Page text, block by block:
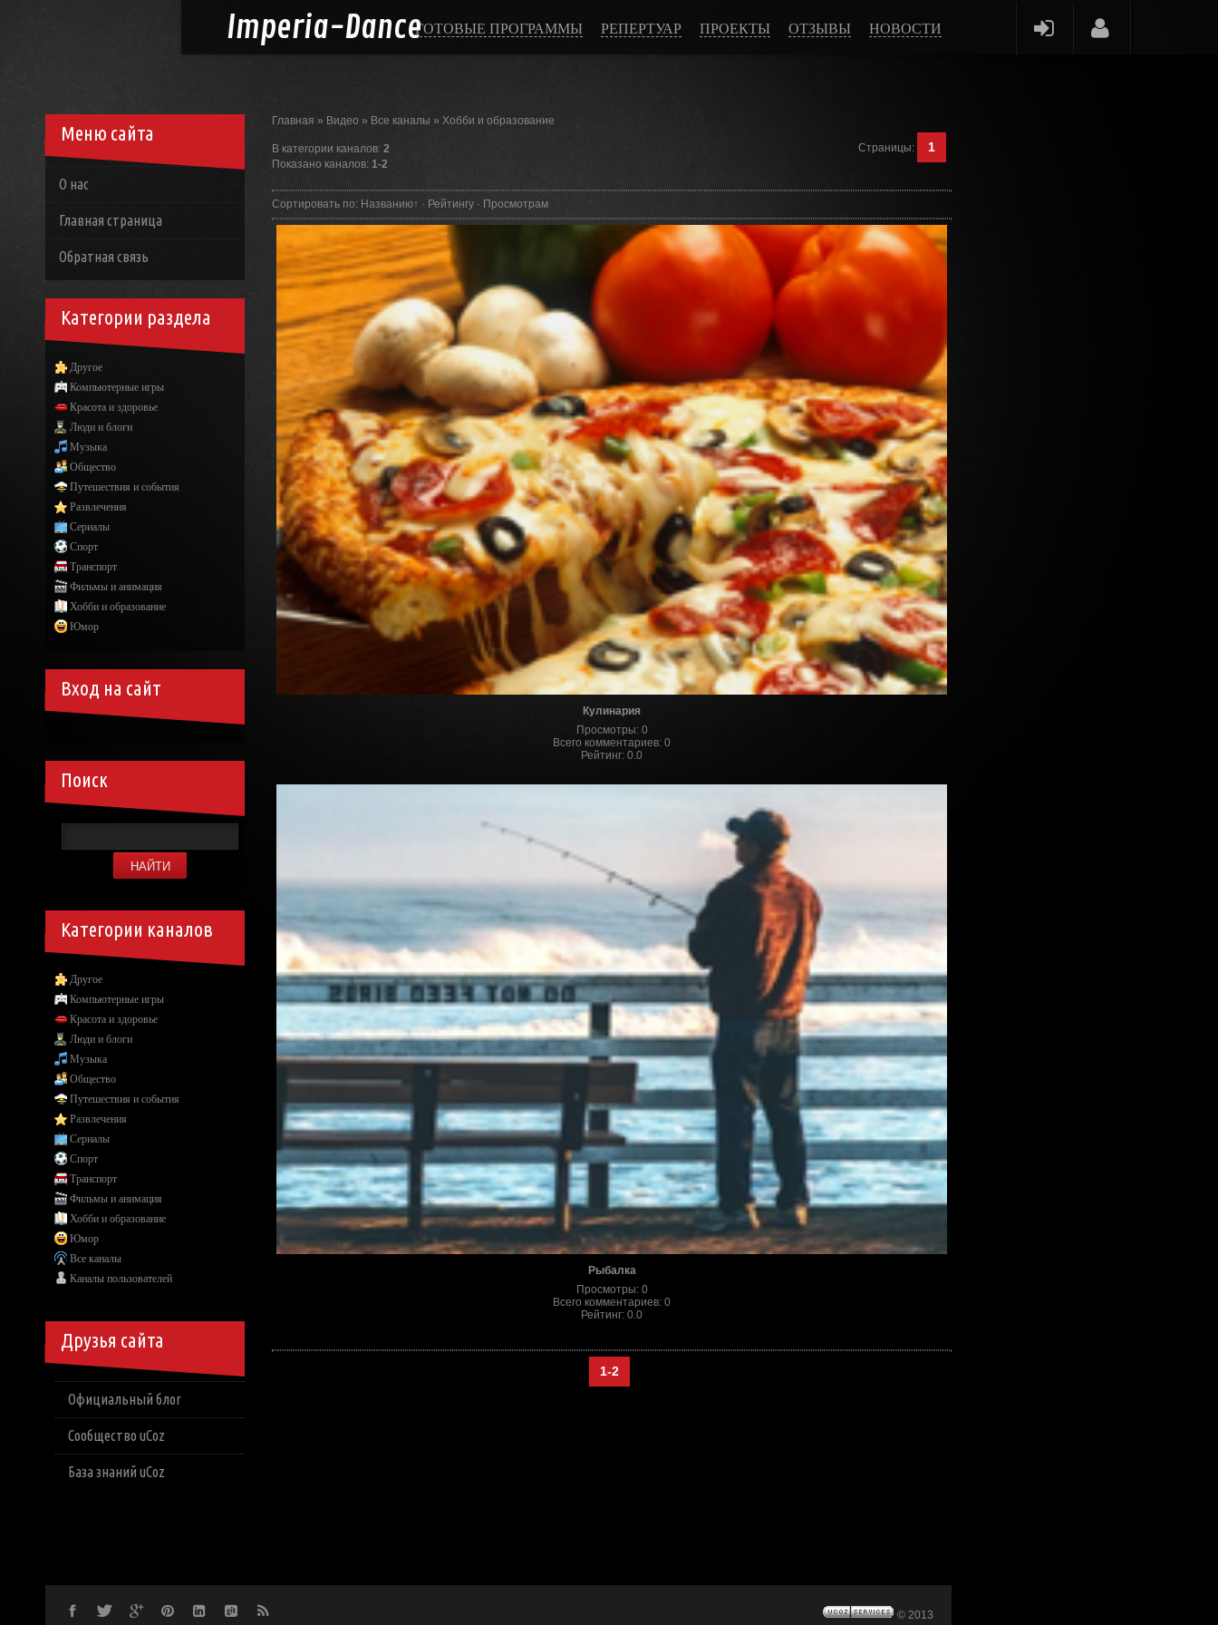
Imperia-DanceГОТОВЫЕ ПРОГРАММЫ РЕПЕРТУАР ПРОЕКТЫ ОТЗЫВЫ НОВОСТИ
Главная » Видео » Все каналы » Хобби и образование
В категории каналов: 2
Показано каналов: 1-2
Страницы: 1
Сортировать по: Названию↑ · Рейтингу · Просмотрам
Кулинария
Просмотры: 0
Всего комментариев: 0
Рейтинг: 0.0
Рыбалка
Просмотры: 0
Всего комментариев: 0
Рейтинг: 0.0
1-2
Меню сайта
О нас
Главная страница
Обратная связь
Категории раздела
Другое
Компьютерные игры
Красота и здоровье
Люди и блоги
Музыка
Общество
Путешествия и события
Развлечения
Сериалы
Спорт
Транспорт
Фильмы и анимация
Хобби и образование
Юмор
Вход на сайт
Поиск
Категории каналов
Другое
Компьютерные игры
Красота и здоровье
Люди и блоги
Музыка
Общество
Путешествия и события
Развлечения
Сериалы
Спорт
Транспорт
Фильмы и анимация
Хобби и образование
Юмор
Все каналы
Каналы пользователей
Друзья сайта
Официальный блог
Сообщество uCoz
База знаний uCoz
© 2013